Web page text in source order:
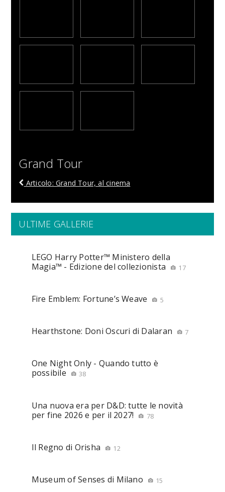
Grand Tour
Articolo: Grand Tour, al cinema
ULTIME GALLERIE
LEGO Harry Potter™ Ministero della
Magia™ - Edizione del collezionista
17
Fire Emblem: Fortune’s Weave 5
Hearthstone: Doni Oscuri di Dalaran 7
One Night Only - Quando tutto è
possibile
38
Una nuova era per D&D: tutte le novità
per fine 2026 e per il 2027!
78
Il Regno di Orisha 12
Museum of Senses di Milano 15